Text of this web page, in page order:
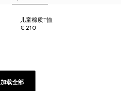
儿童棉质T恤
€ 210
加载全部